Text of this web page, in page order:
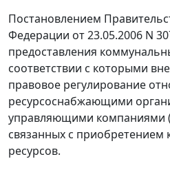
Постановлением
Федерации от 23.05.2006 N
предоставления
соответствии с которыми
правовое регулирование
ресурсоснабжающими
управляющими компаниями
связанных с
ресурсов.